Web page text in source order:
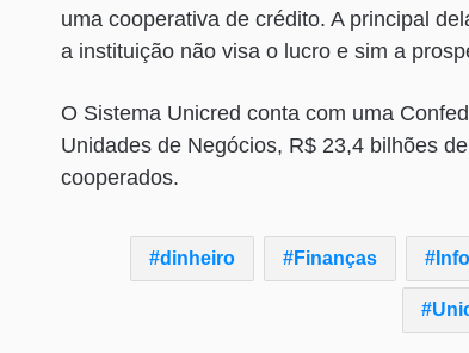
uma cooperativa de crédito. A principal
a instituição não visa o lucro e sim a
O Sistema Unicred conta com uma
Unidades de Negócios, R$ 23,4 bilhões
cooperados.
dinheiro Finanças